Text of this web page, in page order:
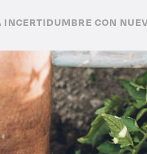
Diplomados y Cu|
CON